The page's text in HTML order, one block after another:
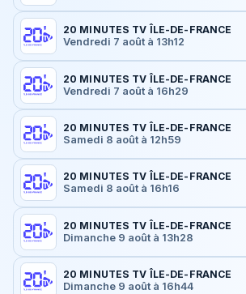
20 MINUTES TV ÎLE-DE-FRANCE
Vendredi 7 août à 13h12
20 MINUTES TV ÎLE-DE-FRANCE
Vendredi 7 août à 16h29
20 MINUTES TV ÎLE-DE-FRANCE
Samedi 8 août à 12h59
20 MINUTES TV ÎLE-DE-FRANCE
Samedi 8 août à 16h16
20 MINUTES TV ÎLE-DE-FRANCE
Dimanche 9 août à 13h28
20 MINUTES TV ÎLE-DE-FRANCE
Dimanche 9 août à 16h44